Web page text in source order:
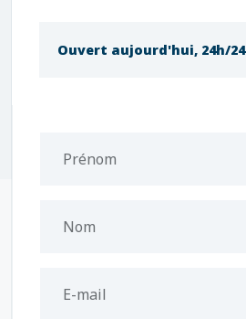
Ouvert aujourd'hui, 24h/24
Prénom
Nom
E-mail